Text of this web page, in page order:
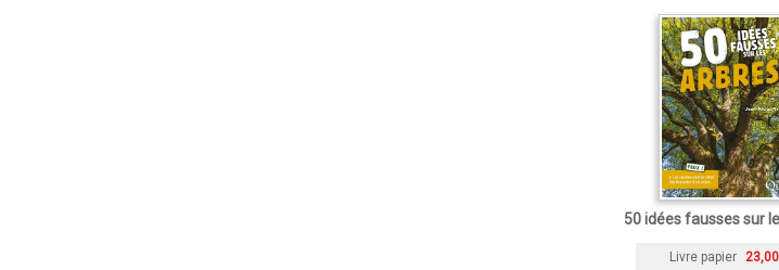
50 idées fausses sur
Livre papier